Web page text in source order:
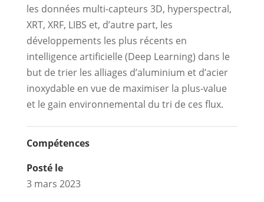
les données multi-capteurs 3D, hyperspectral,
XRT, XRF, LIBS et, d’autre part, les
développements les plus récents en
intelligence artificielle (Deep Learning) dans le
but de trier les alliages d’aluminium et d’acier
inoxydable en vue de maximiser la plus-value
et le gain environnemental du tri de ces flux.
Compétences
Posté le
3 mars 2023